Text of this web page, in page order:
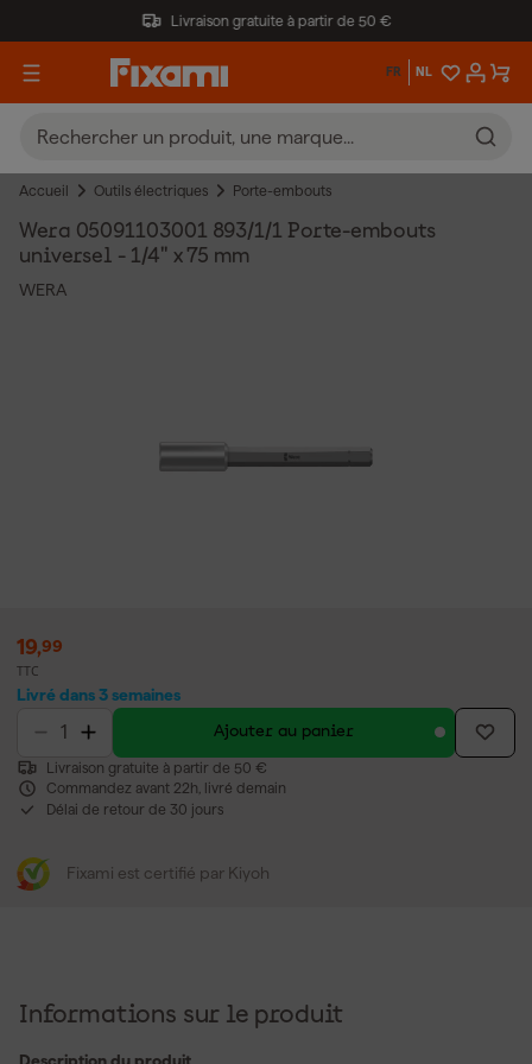
Livraison gratuite à partir de 50 €
FR NL
Accueil Outils électriques Porte-embouts
Wera 05091103001 893/1/1 Porte-embouts
universel - 1/4" x 75 mm
WERA
19,99
TTC
Livré dans 3 semaines
Ajouter au panier
Livraison gratuite à partir de 50 €
Commandez avant 22h, livré demain
Délai de retour de 30 jours
Fixami est certifié par Kiyoh
Informations sur le produit
Description du produit